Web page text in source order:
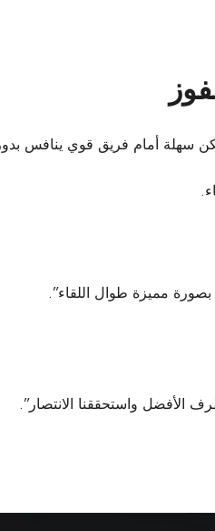
سهلة أمام فريق قوي ينافس
مميزة طوال اللقاء”.
الأفضل واستحققنا الانتصار”.